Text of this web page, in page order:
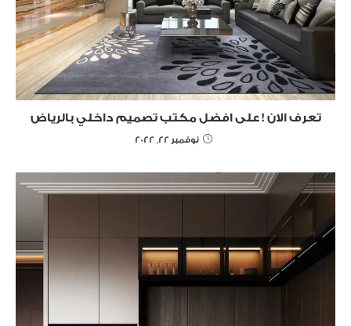
تعرف الان ! على افضل مكتب تصميم داخلي بالرياض
نوفمبر 22, 2022